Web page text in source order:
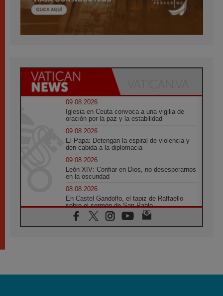
09.08.2026
Iglesia en Ceuta convoca a una vigilia de
oración por la paz y la estabilidad
09.08.2026
El Papa: Detengan la espiral de violencia y
den cabida a la diplomacia
09.08.2026
León XIV: Confiar en Dios, no desesperarnos
en la oscuridad
08.08.2026
En Castel Gandolfo, el tapiz de Raffaello
sobre el sermón de San Pablo
08.08.2026
En Colombia, «la paz no se compra con una
08.08.2026